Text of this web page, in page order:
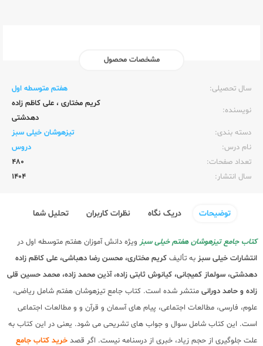
مشخصات محصول
سال تحصیلی:‌
هفتم متوسطه اول
نویسنده:‌
کریم مختاری ، علی کاظم زاده
دهدشتی
دسته بندی:
تیزهوشان خیلی سبز
نام درس:
دروس
تعداد صفحات:‌
480
سال انتشار:‌
1404
توضیحات دریک نگاه نظرات کاربران تحلیل شما
کتاب جامع تیزهوشان هفتم خیلی سبزویژه دانش آموزان هفتم متوسطه اول در
انتشارات خیلی سبز به تألیف کریم مختاری، محسن رضا دهباشی، علی کاظم زاده
دهدشتی، سولماز کمیجانی، کیانوش ثابتی زاده، آذین محمد زاده، محمد حسین قلی
زاده و حامد دورانی منتشر شده است. کتاب جامع تیزهوشان هفتم شامل ریاضی،
علوم، فارسی، مطالعات اجتماعی، پیام های آسمان و قرآن و و مطالعات اجتماعی
است. این کتاب شامل سوال و جواب های تشریحی می شود. یعنی در این کتاب به
علت جلوگیری از حجم زیاد، خبری از درسنامه نیست. اگر قصد خرید کتاب جامع